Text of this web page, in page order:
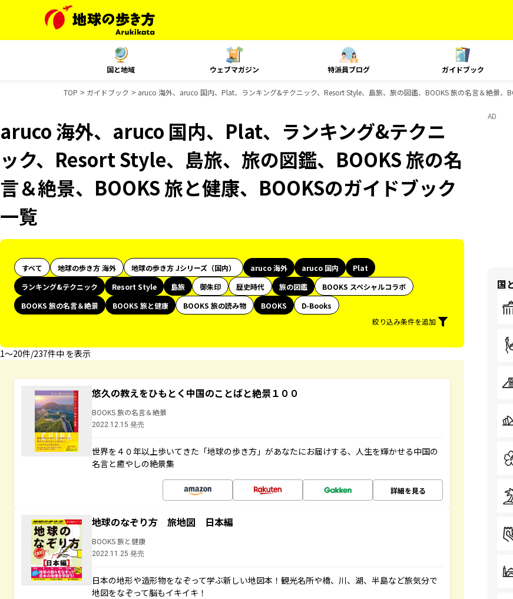
国と地域 ウェブマガジン 特派員ブログ ガイドブック
TOP ガイドブック aruco 海外、aruco 国内、Plat、ランキング&テクニック、Resort Style、島旅、旅の図鑑、BOOKS 旅の名言＆絶景、
aruco 海外、aruco 国内、Plat、ランキング&テクニ
ック、Resort Style、島旅、旅の図鑑、BOOKS 旅の名
言＆絶景、BOOKS 旅と健康、BOOKSのガイドブック
一覧
すべて 地球の歩き方 海外 地球の歩き方 Jシリーズ（国内） aruco 海外 aruco 国内
Plat
ランキング&テクニック
Resort Style 島旅 御朱印 歴史時代 旅の図鑑
BOOKS スペシャルコラボ
BOOKS 旅の名言＆絶景
BOOKS 旅と健康 BOOKS 旅の読み物 BOOKS
D-Books
絞り込み条件を追加
1〜20件/237件中 を表示
悠久の教えをひもとく中国のことばと絶景１００
BOOKS 旅の名言＆絶景
2022.12.15 発売
世界を４０年以上歩いてきた「地球の歩き方」があなたにお届けする、人生を輝かせる中国の
名言と癒やしの絶景集
詳細を見る
地球のなぞり方 旅地図 日本編
BOOKS 旅と健康
2022.11.25 発売
日本の地形や造形物をなぞって学ぶ新しい地図本！観光名所や橋、川、湖、半島など旅気分で
地図をなぞって脳もイキイキ！
AD
国